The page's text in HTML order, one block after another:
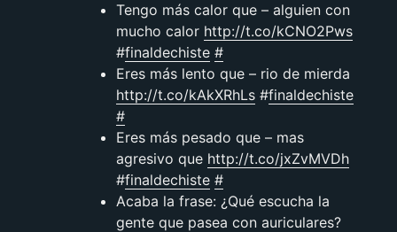
Tengo más calor que – alguien con
mucho calor http://t.co/kCNO2Pws
#finaldechiste #
Eres más lento que – rio de mierda
http://t.co/kAkXRhLs#finaldechiste
#
Eres más pesado que – mas
agresivo que http://t.co/jxZvMVDh
#finaldechiste #
Acaba la frase: ¿Qué escucha la
gente que pasea con auriculares?